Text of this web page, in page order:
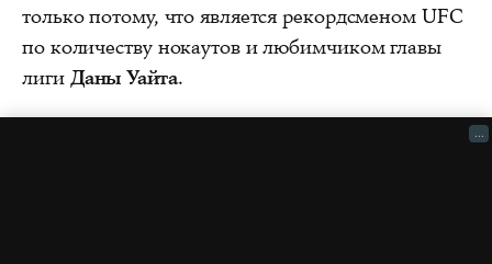
только потому, что является рекордсменом UFC
по количеству нокаутов и любимчиком главы
лиги Даны Уайта.
...